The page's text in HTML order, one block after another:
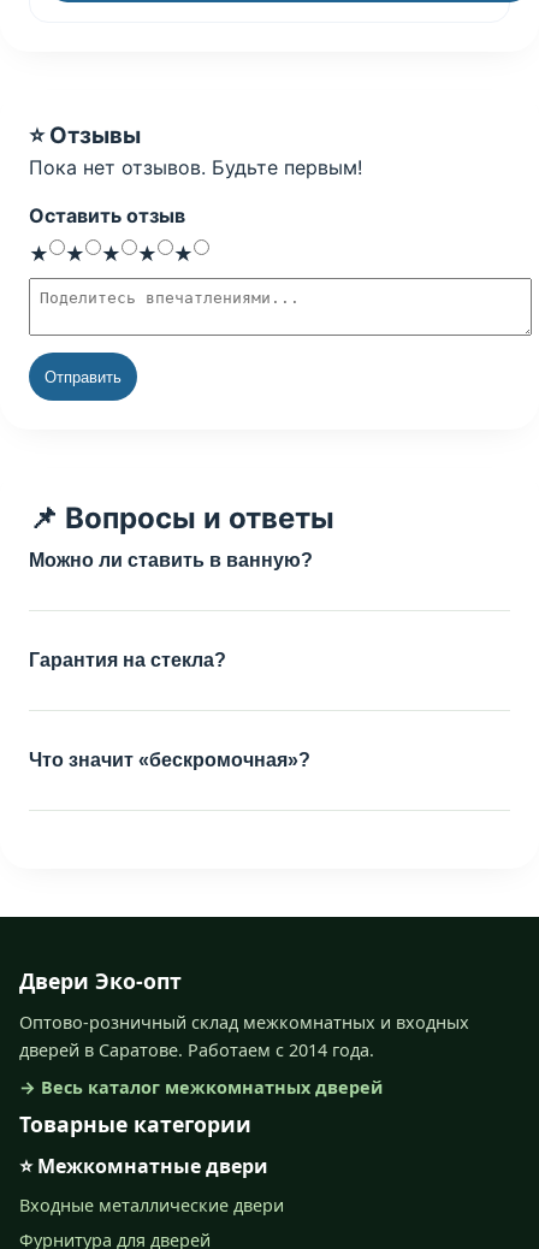
⭐ Отзывы
Пока нет отзывов. Будьте первым!
Оставить отзыв
Оценка
5 звёзд
★
4 звезды
★
3 звезды
★
2 звезды
★
1 звезда
★
Текст отзыва
Отправить
📌 Вопросы и ответы
Можно ли ставить в ванную?
Гарантия на стекла?
Что значит «беcкромочная»?
Двери Эко-опт
Оптово-розничный склад межкомнатных и входных
дверей в Саратове. Работаем с 2014 года.
→ Весь каталог межкомнатных дверей
Товарные категории
⭐ Межкомнатные двери
Входные металлические двери
Фурнитура для дверей